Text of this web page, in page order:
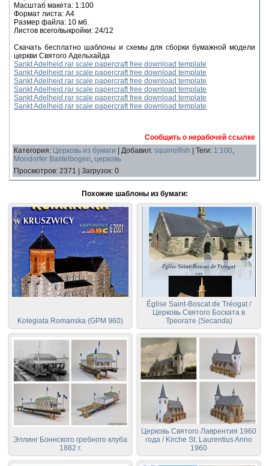
Масштаб макета: 1:100
Формат листа: А4
Размер файла: 10 мб.
Листов всего/выкройки: 24/12
Скачать бесплатно шаблоны и схемы для сборки бумажной модели
церкви Святого Адельхайда
Sankt Adelheid.rar scale papercraft free download template
Sankt Adelheid.rar scale papercraft free download template
Sankt Adelheid.rar scale papercraft free download template
Sankt Adelheid.rar scale papercraft free download template
Sankt Adelheid.rar scale papercraft free download template
Sankt Adelheid.rar scale papercraft free download template
Сообщить о нерабочей ссылке
Категория: Церковь из бумаги Добавил: squirrelfish Теги: 1:100,
Mondorfer Bastelbogen, церковь
Просмотров: 2371 Загрузок: 0
Похожие шаблоны из бумаги:
Kolegiata Romanska (GPM 960)
Église Saint-Boscat de Tréogat /
Церковь Святого Боската в
Треогате (Secanda)
Эллинг Боннского гребного клуба
1882 г.
Церковь Святого Лаврентия 1960
года / Kirche St. Laurentius Anno
1960